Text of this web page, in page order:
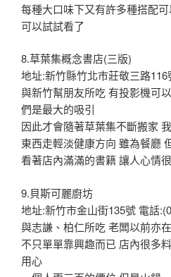
每種大口味下又有許多種搭配
可以試試看了
8.草葉集概念書店(三版)
地址:新竹縣竹北市莊敬三路
與新竹幫朋友所吃 有投影機可
們是最大的吸引
因此才會隨著草葉集不斷搬家
東西走輕淡健康方向 雖為餐廳
看著店內滿滿的書籍 讓人心情
9.貝斯可麗廚坊
地址:新竹市金山街135號 電話
與志謙、柏仁所吃 老闆以前亦
不只單單靠興趣而已 店內很多
用心